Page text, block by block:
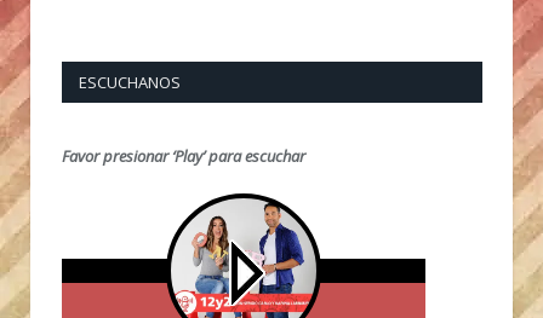
ESCUCHANOS
Favor presionar ‘Play’ para escuchar